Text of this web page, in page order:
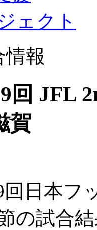
ェクト
情報
回 JFL
賀
日本フ
の試合